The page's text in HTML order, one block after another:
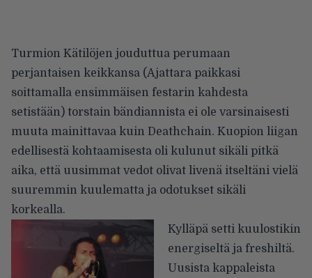
Turmion Kätilöjen jouduttua perumaan
perjantaisen keikkansa (Ajattara paikkasi
soittamalla ensimmäisen festarin kahdesta
setistään) torstain bändiannista ei ole varsinaisesti
muuta mainittavaa kuin Deathchain. Kuopion liigan
edellisestä kohtaamisesta oli kulunut sikäli pitkä
aika, että uusimmat vedot olivat livenä itseltäni vielä
suuremmin kuulematta ja odotukset sikäli
korkealla.
Kylläpä setti kuulostikin
energiseltä ja freshiltä.
Uusista kappaleista